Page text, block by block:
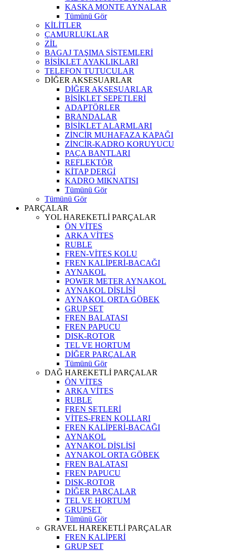
KASKA MONTE AYNALAR
Tümünü Gör
KİLİTLER
ÇAMURLUKLAR
ZİL
BAGAJ TAŞIMA SİSTEMLERİ
BİSİKLET AYAKLIKLARI
TELEFON TUTUCULAR
DİĞER AKSESUARLAR
DİĞER AKSESUARLAR
BİSİKLET SEPETLERİ
ADAPTÖRLER
BRANDALAR
BİSİKLET ALARMLARI
ZİNCİR MUHAFAZA KAPAĞI
ZİNCİR-KADRO KORUYUCU
PAÇA BANTLARI
REFLEKTÖR
KİTAP DERGİ
KADRO MIKNATISI
Tümünü Gör
Tümünü Gör
PARÇALAR
YOL HAREKETLİ PARÇALAR
ÖN VİTES
ARKA VİTES
RUBLE
FREN-VİTES KOLU
FREN KALİPERİ-BACAĞI
AYNAKOL
POWER METER AYNAKOL
AYNAKOL DİŞLİSİ
AYNAKOL ORTA GÖBEK
GRUP SET
FREN BALATASI
FREN PAPUCU
DISK-ROTOR
TEL VE HORTUM
DİĞER PARÇALAR
Tümünü Gör
DAĞ HAREKETLİ PARÇALAR
ÖN VİTES
ARKA VİTES
RUBLE
FREN SETLERİ
VİTES-FREN KOLLARI
FREN KALİPERİ-BACAĞI
AYNAKOL
AYNAKOL DİŞLİSİ
AYNAKOL ORTA GÖBEK
FREN BALATASI
FREN PAPUCU
DISK-ROTOR
DİĞER PARÇALAR
TEL VE HORTUM
GRUPSET
Tümünü Gör
GRAVEL HAREKETLİ PARÇALAR
FREN KALİPERİ
GRUP SET